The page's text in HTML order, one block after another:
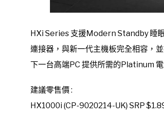
HXi Series 支援Modern Standby 睡
連接器，與新一代主機板完全相容，
下一台高端PC 提供所需的Platinum 電
建議零售價 :
HX1000i (CP-9020214-UK) SRP